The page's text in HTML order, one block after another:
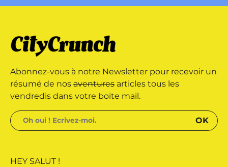
déposée • Tous droits
par Buena Onda Web •
Abonnez-vous à notre Newsletter pour recevoir un
résumé de nos aventures articles tous les
vendredis dans votre boite mail.
HEY SALUT !